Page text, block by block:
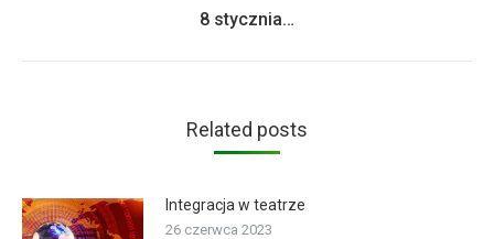
Next
8 stycznia…
Related posts
Integracja w teatrze
26 czerwca 2023